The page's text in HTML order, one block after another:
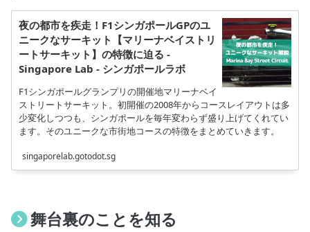
夜の都市を疾走！F1シンガポールGPのユ
ニークなサーキット【マリーナベイストリ
ートサーキット】の特徴に迫る -
Singapore Lab - シンガポールラボ
F1シンガポールグランプリの開催地マリーナベイ
ストリートサーキット。初開催の2008年からコースレイアウトは多
少変化しつつも、シンガポールを毎年変わらず盛り上げてくれてい
ます。そのユニークな市街地コースの特徴をまとめていきます。
singaporelab.gotodot.sg
舞台裏のことを知る